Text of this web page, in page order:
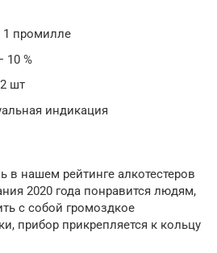
1 промилле
10 %
шт
индикация
в нашем рейтинге алкотестеров
2020 года понравится людям,
с собой громоздкое
прибор прикрепляется к кольцу